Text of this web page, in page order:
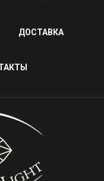
ДОСТАВКА